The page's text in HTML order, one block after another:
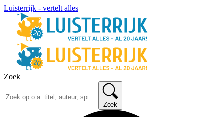
Luisterrijk - vertelt alles
Zoek
Zoek